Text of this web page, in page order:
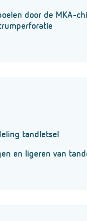
door de MKA-
tandletsel
en ligeren van